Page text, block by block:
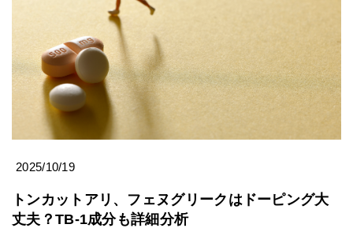
2025/10/19
トンカットアリ、フェヌグリークはドーピング大
丈夫？TB-1成分も詳細分析